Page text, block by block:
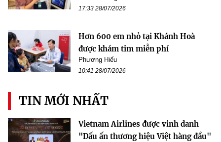
17:33 28/07/2026
Hơn 600 em nhỏ tại Khánh Hoà
được khám tim miễn phí
Phương Hiếu
10:41 28/07/2026
TIN MỚI NHẤT
Vietnam Airlines được vinh danh
"Dấu ấn thương hiệu Việt hàng đầu"